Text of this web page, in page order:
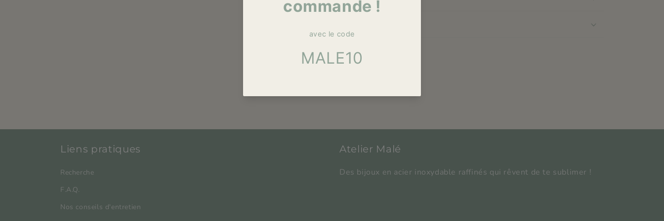
Liens pratiques
Recherche
F.A.Q.
Nos conseils d'entretien
Atelier Malé
Des bijoux en acier inoxydable raffinés qui rêvent de te sublimer !